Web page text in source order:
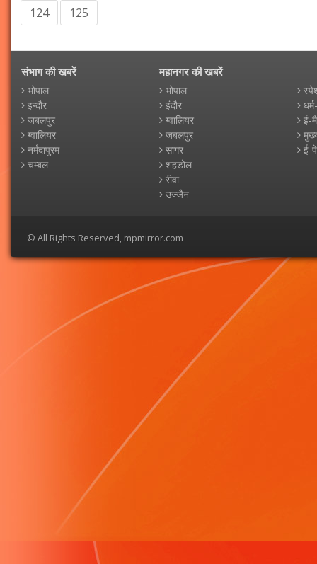
124
125
संभाग की खबरें
भोपाल
इन्दौर
जबलपुर
ग्वालियर
नर्मदापुरम
चम्बल
महानगर की खबरें
भोपाल
इंदौर
ग्वालियर
जबलपुर
सागर
शहडोल
रीवा
उज्जैन
ई-
ई-
© All Rights Reserved, mpmirror.com